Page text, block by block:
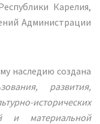
Карелия,
Администрации
наследию создана
развития,
исторических
и материальной